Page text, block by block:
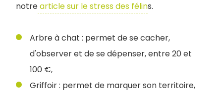
notrearticle sur le stress des félins.
Arbre à chat : permet de se cacher,
d'observer et de se dépenser, entre 20 et
100 €,
Griffoir : permet de marquer son territoire,